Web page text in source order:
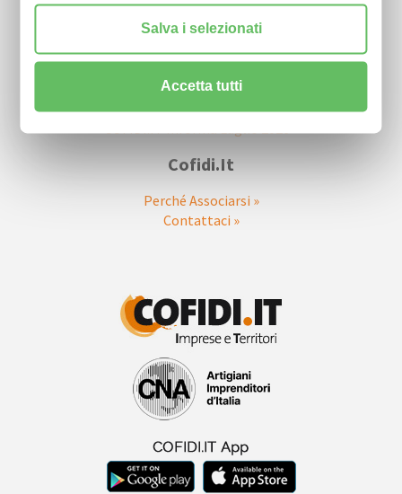
COFIDI.IT Informa Agosto 2026»
COFIDI.IT Informa Luglio 2026»
Cofidi.it
Perché Associarsi »
Contattaci »
Salva i selezionati
Accetta tutti